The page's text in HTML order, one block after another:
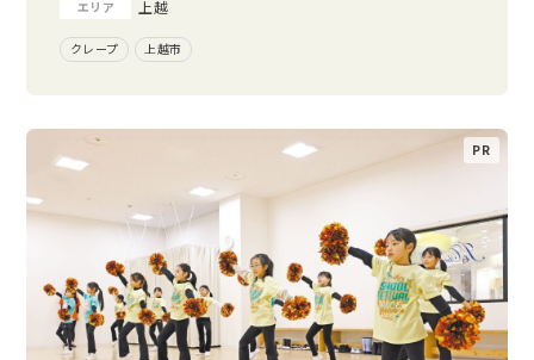
エリア 上越
クレープ 上越市